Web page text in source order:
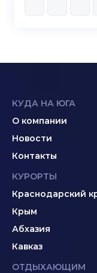
КУДА НА ЮГА
О компании
Новости
Контакты
КУРОРТЫ
Краснодарский
Крым
Абхазия
Кавказ
ОТДЫХАЮЩИМ